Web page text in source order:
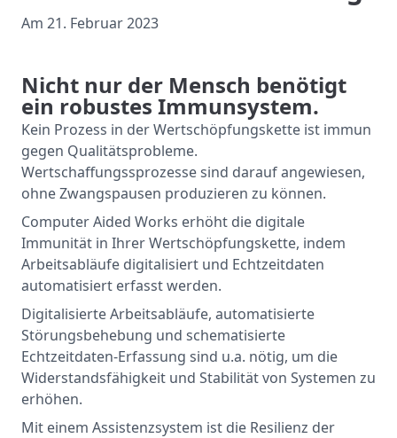
Am 21. Februar 2023
Nicht nur der Mensch benötigt
ein robustes Immunsystem.
Kein Prozess in der Wertschöpfungskette ist immun
gegen Qualitätsprobleme.
Wertschaffungssprozesse sind darauf angewiesen,
ohne Zwangspausen produzieren zu können.
Computer Aided Works erhöht die digitale
Immunität in Ihrer Wertschöpfungskette, indem
Arbeitsabläufe digitalisiert und Echtzeitdaten
automatisiert erfasst werden.
Digitalisierte Arbeitsabläufe, automatisierte
Störungsbehebung und schematisierte
Echtzeitdaten-Erfassung sind u.a. nötig, um die
Widerstandsfähigkeit und Stabilität von Systemen zu
erhöhen.
Mit einem Assistenzsystem ist die Resilienz der